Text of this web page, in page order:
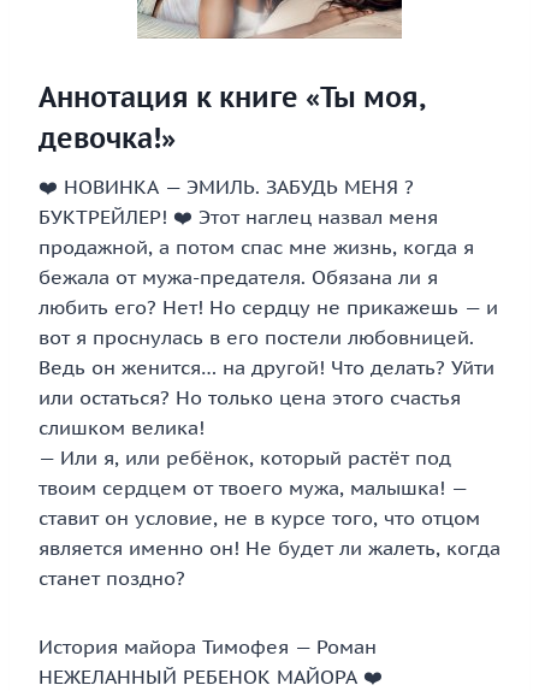
Аннотация к книге «Ты моя,
девочка!»
❤️ НОВИНКА — ЭМИЛЬ. ЗАБУДЬ МЕНЯ ?
БУКТРЕЙЛЕР! ❤️ Этот наглец назвал меня
продажной, а потом спас мне жизнь, когда я
бежала от мужа-предателя. Обязана ли я
любить его? Нет! Но сердцу не прикажешь — и
вот я проснулась в его постели любовницей.
Ведь он женится… на другой! Что делать? Уйти
или остаться? Но только цена этого счастья
слишком велика!
— Или я, или ребёнок, который растёт под
твоим сердцем от твоего мужа, малышка! —
ставит он условие, не в курсе того, что отцом
является именно он! Не будет ли жалеть, когда
станет поздно?
История майора Тимофея — Роман
НЕЖЕЛАННЫЙ РЕБЕНОК МАЙОРА ❤️